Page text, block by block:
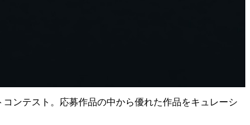
コンテスト。応募作品の中から優れた作品をキュレーシ